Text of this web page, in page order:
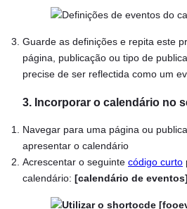
Guarde as definições e repita este
página, publicação ou tipo de
precise de ser reflectida como um
3. Incorporar o calendário no
Navegar para uma página ou
apresentar o calendário
Acrescentar o seguinte código curto
calendário: [calendário de